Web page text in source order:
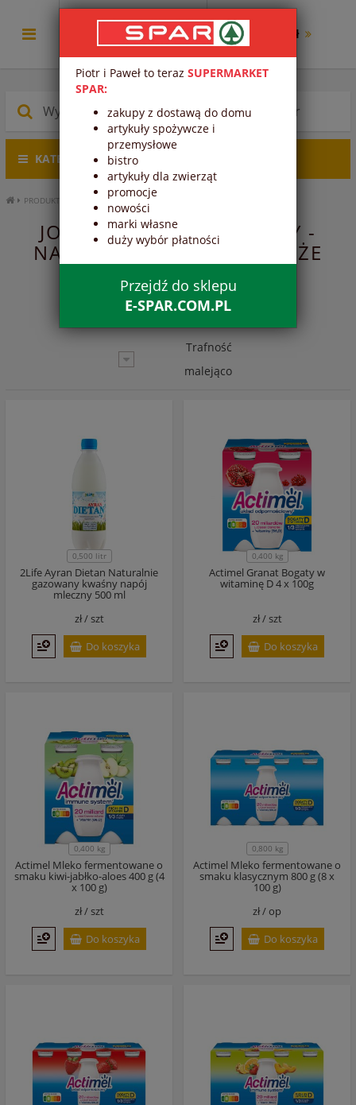
0.00 zł
KATEGORIE PRODUKTÓW
PRODUKTY ŚWIEŻE NABIAŁ JOGURTY, KEFIRY, DESERY
JOGURTY, KEFIRY, DESERY -
NABIAŁ - PRODUKTY ŚWIEŻE
2 3 4 5
Trafność
malejąco
0,500 litr
2Life Ayran Dietan Naturalnie
gazowany kwaśny napój
mleczny 500 ml
zł /szt
Do koszyka
0,400 kg
Actimel Granat Bogaty w
witaminę D 4 x 100g
zł /szt
Do koszyka
0,400 kg
Actimel Mleko fermentowane o
smaku kiwi-jabłko-aloes 400 g (4
x 100 g)
zł /szt
Do koszyka
0,800 kg
Actimel Mleko fermentowane o
smaku klasycznym 800 g (8 x
100 g)
zł /op
Do koszyka
Piotr i Paweł to teraz SUPERMARKET
SPAR:
zakupy z dostawą do domu
artykuły spożywcze i
przemysłowe
bistro
artykuły dla zwierząt
promocje
nowości
marki własne
duży wybór płatności
Przejdź do sklepu
E-SPAR.COM.PL